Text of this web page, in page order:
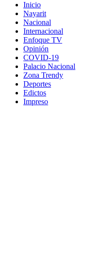
Inicio
Nayarit
Nacional
Internacional
Enfoque TV
Opinión
COVID-19
Palacio Nacional
Zona Trendy
Deportes
Edictos
Impreso